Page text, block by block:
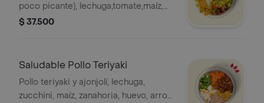
poco picante), lechuga,tomate,maíz,
aguacate,nachos, arroz integral y
$ 37.500
Saludable Pollo Teriyaki
Pollo teriyaki y ajonjolí, lechuga,
zucchini, maíz, zanahoria, huevo, arroz